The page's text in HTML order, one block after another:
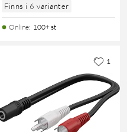
Finns i 6 varianter
Online: 100+ st
1